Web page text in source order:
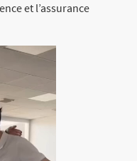
et l’assurance